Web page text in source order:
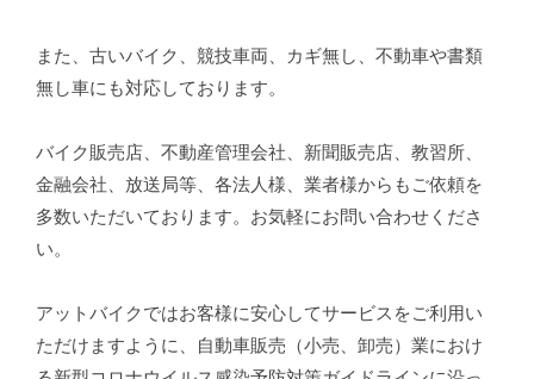
また、古いバイク、競技車両、カギ無し、不動車や書類
無し車にも対応しております。
バイク販売店、不動産管理会社、新聞販売店、教習所、
金融会社、放送局等、各法人様、業者様からもご依頼を
多数いただいております。お気軽にお問い合わせくださ
い。
アットバイクではお客様に安心してサービスをご利用い
ただけますように、自動車販売（小売、卸売）業におけ